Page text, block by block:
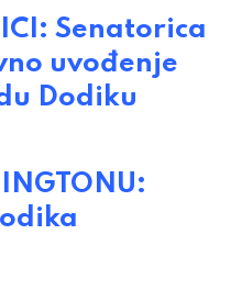
Senatorica
uvođenje
Dodiku